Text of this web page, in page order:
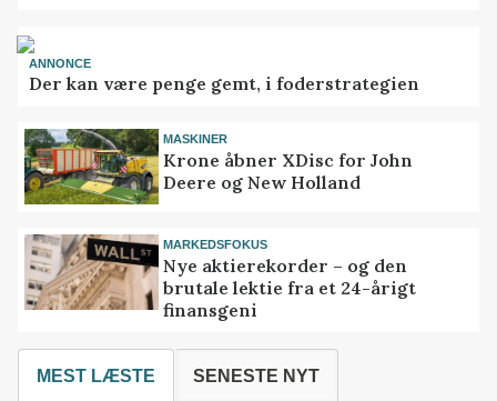
ANNONCE
Der kan være penge gemt, i foderstrategien
MASKINER
Krone åbner XDisc for John
Deere og New Holland
MARKEDSFOKUS
Nye aktierekorder – og den
brutale lektie fra et 24-årigt
finansgeni
MEST LÆSTE SENESTE NYT